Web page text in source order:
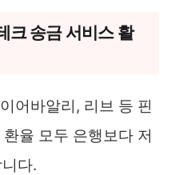
크 송금 서비스 활
어바알리, 리브 등 핀
율 모두 은행보다 저
다.